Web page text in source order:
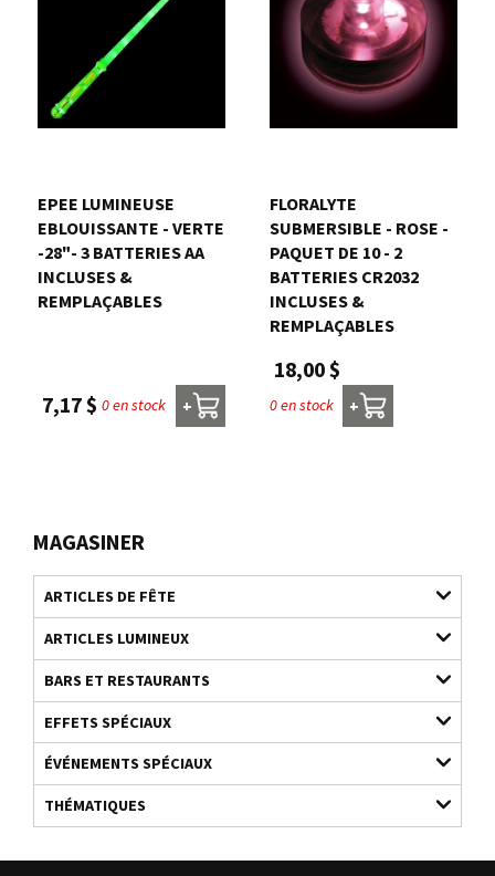
MAGASINER
ARTICLES DE FÊTE
ARTICLES LUMINEUX
BARS ET RESTAURANTS
EFFETS SPÉCIAUX
ÉVÉNEMENTS SPÉCIAUX
THÉMATIQUES
EPEE LUMINEUSE
EBLOUISSANTE - VERTE
-28"- 3 BATTERIES AA
INCLUSES &
REMPLAÇABLES
7,17 $ 0 en stock +
FLORALYTE 
SUBMERSIBLE - ROSE -
PAQUET DE 10 - 2
BATTERIES CR2032
INCLUSES &
REMPLAÇABLES
18,00 $
0 en stock +